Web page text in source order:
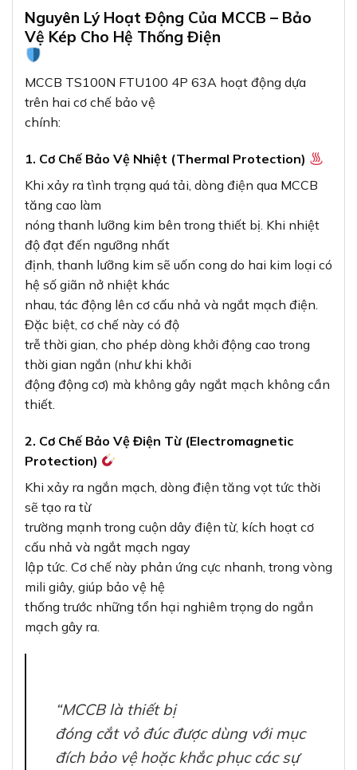
Nguyên Lý Hoạt Động Của MCCB – Bảo
Vệ Kép Cho Hệ Thống Điện
MCCB TS100N FTU100 4P 63A hoạt động dựa
trên hai cơ chế bảo vệ
chính:
1. Cơ Chế Bảo Vệ Nhiệt (Thermal Protection)
Khi xảy ra tình trạng quá tải, dòng điện qua MCCB
tăng cao làm
nóng thanh lưỡng kim bên trong thiết bị. Khi nhiệt
độ đạt đến ngưỡng nhất
định, thanh lưỡng kim sẽ uốn cong do hai kim loại có
hệ số giãn nở nhiệt khác
nhau, tác động lên cơ cấu nhả và ngắt mạch điện.
Đặc biệt, cơ chế này có độ
trễ thời gian, cho phép dòng khởi động cao trong
thời gian ngắn (như khi khởi
động động cơ) mà không gây ngắt mạch không cần
thiết.
2. Cơ Chế Bảo Vệ Điện Từ (Electromagnetic
Protection)
Khi xảy ra ngắn mạch, dòng điện tăng vọt tức thời
sẽ tạo ra từ
trường mạnh trong cuộn dây điện từ, kích hoạt cơ
cấu nhả và ngắt mạch ngay
lập tức. Cơ chế này phản ứng cực nhanh, trong vòng
mili giây, giúp bảo vệ hệ
thống trước những tổn hại nghiêm trọng do ngắn
mạch gây ra.
“MCCB là thiết bị
đóng cắt vỏ đúc được dùng với mục
đích bảo vệ hoặc khắc phục các sự